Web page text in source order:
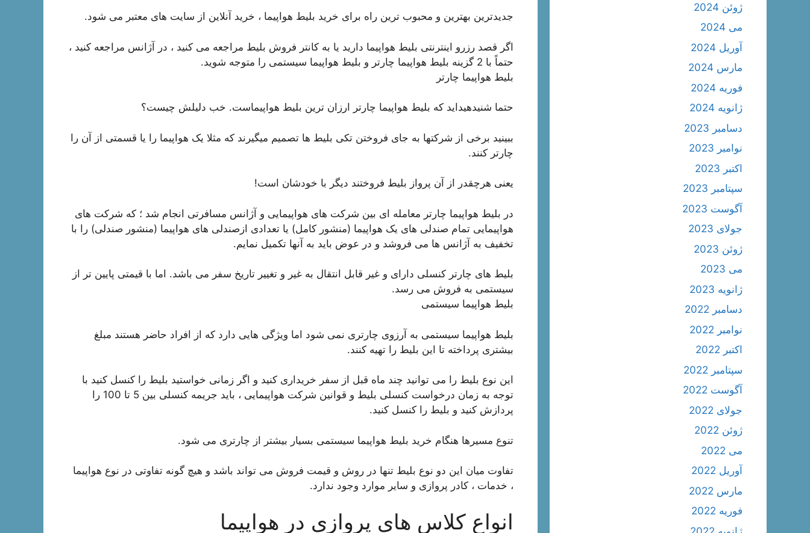
جدیدترین بهترین و محبوب ترین راه برای خرید بلیط هواپیما ، خرید آنلاین از سایت های معتبر می شود.
اگر قصد رزرو اینترنتی بلیط هواپیما دارید یا به کانتر فروش بلیط مراجعه می کنید ، در آژانس مراجعه کنید ،
حتماً با 2 گزینه بلیط هواپیما چارتر و بلیط هواپیما سیستمی را متوجه شوید.
بلیط هواپیما چارتر
حتما شنیدهیداید که بلیط هواپیما چارتر ارزان ترین بلیط هواپیماست. خب دلیلش چیست؟
ببینید برخی از شرکتها به جای فروختن تکی بلیط ها تصمیم میگیرند که مثلا یک هواپیما را یا قسمتی از آن را
چارتر کنند.
یعنی هرچقدر از آن پرواز بلیط فروختند دیگر با خودشان است!
در بلیط هواپیما چارتر معامله ای بین شرکت های هواپیمایی و آژانس مسافرتی انجام شد ؛ که شرکت های
هواپیمایی تمام صندلی های یک هواپیما (منشور کامل) یا تعدادی ازصندلی های هواپیما (منشور صندلی) را با
تخفیف به آژانس ها می فروشد و در عوض باید به آنها تکمیل نمایم.
بلیط های چارتر کنسلی دارای و غیر قابل انتقال به غیر و تغییر تاریخ سفر می باشد. اما با قیمتی پایین تر از
سیستمی به فروش می رسد.
بلیط هواپیما سیستمی
بلیط هواپیما سیستمی به آرزوی چارتری نمی شود اما ویژگی هایی دارد که از افراد حاضر هستند مبلغ
بیشتری پرداخته تا این بلیط را تهیه کنند.
این نوع بلیط را می توانید چند ماه قبل از سفر خریداری کنید و اگر زمانی خواستید بلیط را کنسل کنید با
توجه به زمان درخواست کنسلی بلیط و قوانین شرکت هواپیمایی ، باید جریمه کنسلی بین 5 تا 100 را
پردازش کنید و بلیط را کنسل کنید.
تنوع مسیرها هنگام خرید بلیط هواپیما سیستمی بسیار بیشتر از چارتری می شود.
تفاوت میان این دو نوع بلیط تنها در روش و قیمت فروش می تواند باشد و هیچ گونه تفاوتی در نوع هواپیما
، خدمات ، كادر پروازی و سایر موارد وجود ندارد.
انواع کلاس های پروازی در هواپیما
ژوئن 2024
می 2024
آوریل 2024
مارس 2024
فوریه 2024
ژانویه 2024
دسامبر 2023
نوامبر 2023
اکتبر 2023
سپتامبر 2023
آگوست 2023
جولای 2023
ژوئن 2023
می 2023
ژانویه 2023
دسامبر 2022
نوامبر 2022
اکتبر 2022
سپتامبر 2022
آگوست 2022
جولای 2022
ژوئن 2022
می 2022
آوریل 2022
مارس 2022
فوریه 2022